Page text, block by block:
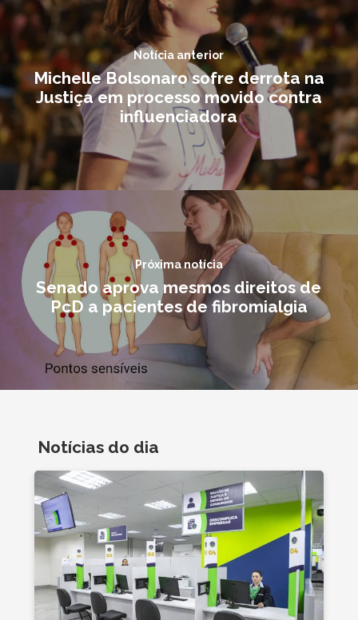
Notícia anterior
Michelle Bolsonaro sofre derrota na
Justiça em processo movido contra
influenciadora
Próxima notícia
Senado aprova mesmos direitos de
PcD a pacientes de fibromialgia
Notícias do dia